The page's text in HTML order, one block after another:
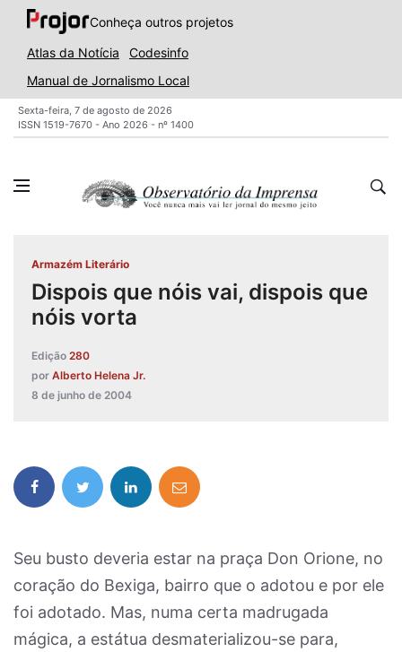
Conheça outros projetos
Atlas da Notícia
Codesinfo
Manual de Jornalismo Local
Sexta-feira, 7 de agosto de 2026
ISSN 1519-7670 - Ano 2026 - nº 1400
Armazém Literário
Dispois que nóis vai, dispois que
nóis vorta
Edição 280
por Alberto Helena Jr.
8 de junho de 2004
Seu busto deveria estar na praça Don Orione, no
coração do Bexiga, bairro que o adotou e por ele
foi adotado. Mas, numa certa madrugada
mágica, a estátua desmaterializou-se para,